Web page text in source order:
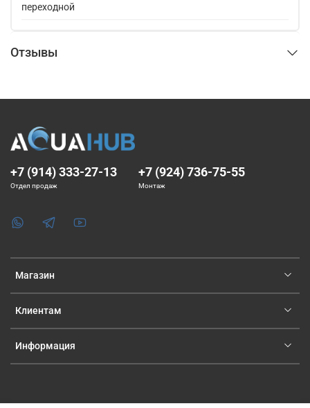
переходной
Отзывы
Магазин
Клиентам
Информация
+7 (914) 333-27-13
Отдел продаж
+7 (924) 736-75-55
Монтаж